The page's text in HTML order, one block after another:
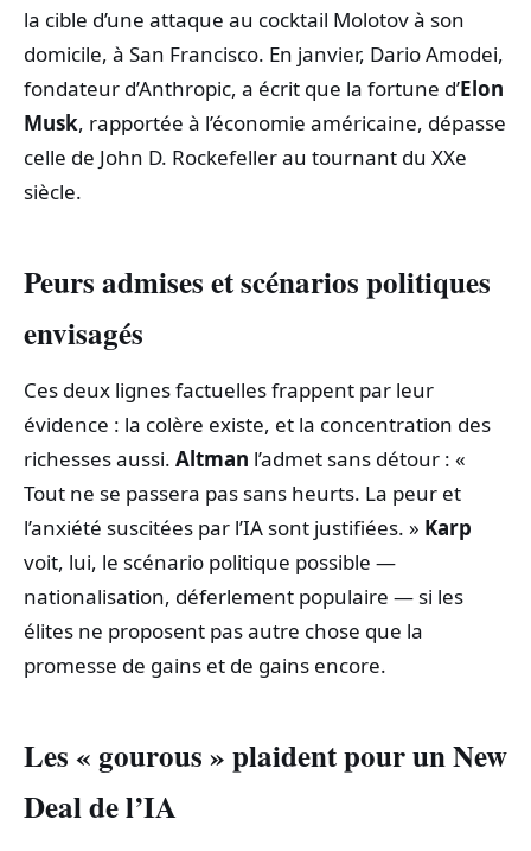
la cible d’une attaque au cocktail Molotov à son
domicile, à San Francisco. En janvier, Dario Amodei,
fondateur d’Anthropic, a écrit que la fortune d’Elon
Musk, rapportée à l’économie américaine, dépasse
celle de John D. Rockefeller au tournant du XXe
siècle.
Peurs admises et scénarios politiques
envisagés
Ces deux lignes factuelles frappent par leur
évidence : la colère existe, et la concentration des
richesses aussi. Altman l’admet sans détour : «
Tout ne se passera pas sans heurts. La peur et
l’anxiété suscitées par l’IA sont justifiées. » Karp
voit, lui, le scénario politique possible —
nationalisation, déferlement populaire — si les
élites ne proposent pas autre chose que la
promesse de gains et de gains encore.
Les « gourous » plaident pour un New
Deal de l’IA